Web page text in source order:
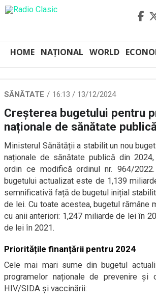
HOME NAȚIONAL WORLD
SĂNĂTATE 16:13 / 13/12/2024
Creșterea bugetului pentru
naționale de sănătate
Ministerul Sănătății a stabilit un nou
naționale de sănătate publică din
ordin ce modifică ordinul nr. 964/
bugetului actualizat este de 1,139
semnificativă față de bugetul inițial
de lei. Cu toate acestea, bugetul rămâne
cu anii anteriori: 1,247 miliarde de lei în
de lei în 2021.
Prioritățile finanțării pentru 2024
Cele mai mari sume din bugetul
programelor naționale de prevenire și
HIV/SIDA și vaccinării: